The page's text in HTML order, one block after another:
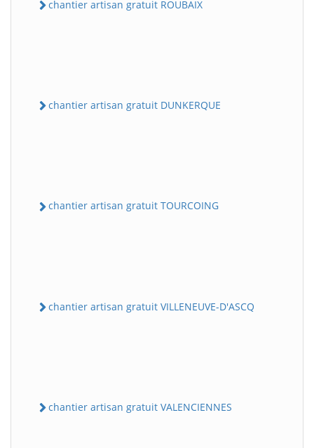
chantier artisan gratuit ROUBAIX
chantier artisan gratuit DUNKERQUE
chantier artisan gratuit TOURCOING
chantier artisan gratuit VILLENEUVE-D'ASCQ
chantier artisan gratuit VALENCIENNES